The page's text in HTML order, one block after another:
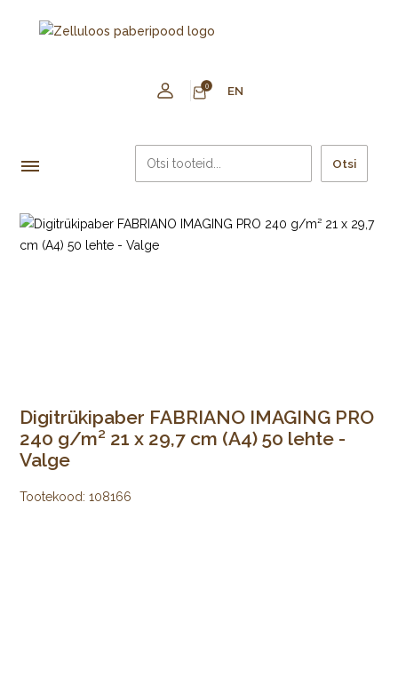
0 EN
Otsi
Digitrükipaber FABRIANO IMAGING PRO
240 g/m² 21 x 29,7 cm (A4) 50 lehte -
Valge
Tootekood: 108166